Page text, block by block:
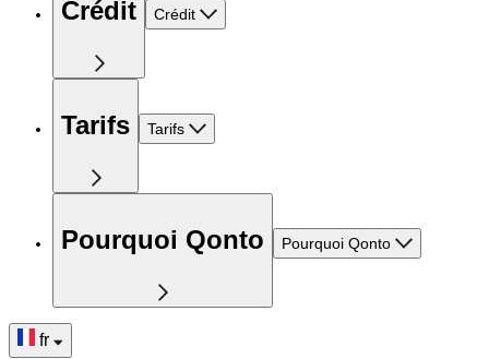
Crédit Crédit
Tarifs Tarifs
Pourquoi Qonto Pourquoi Qonto
fr